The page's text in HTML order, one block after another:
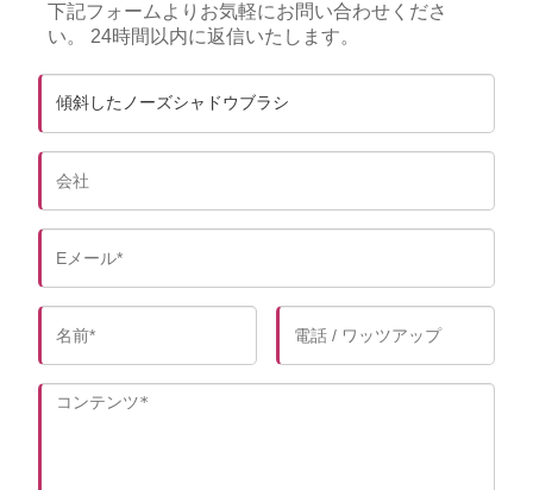
下記フォームよりお気軽にお問い合わせくださ
い。 24時間以内に返信いたします。